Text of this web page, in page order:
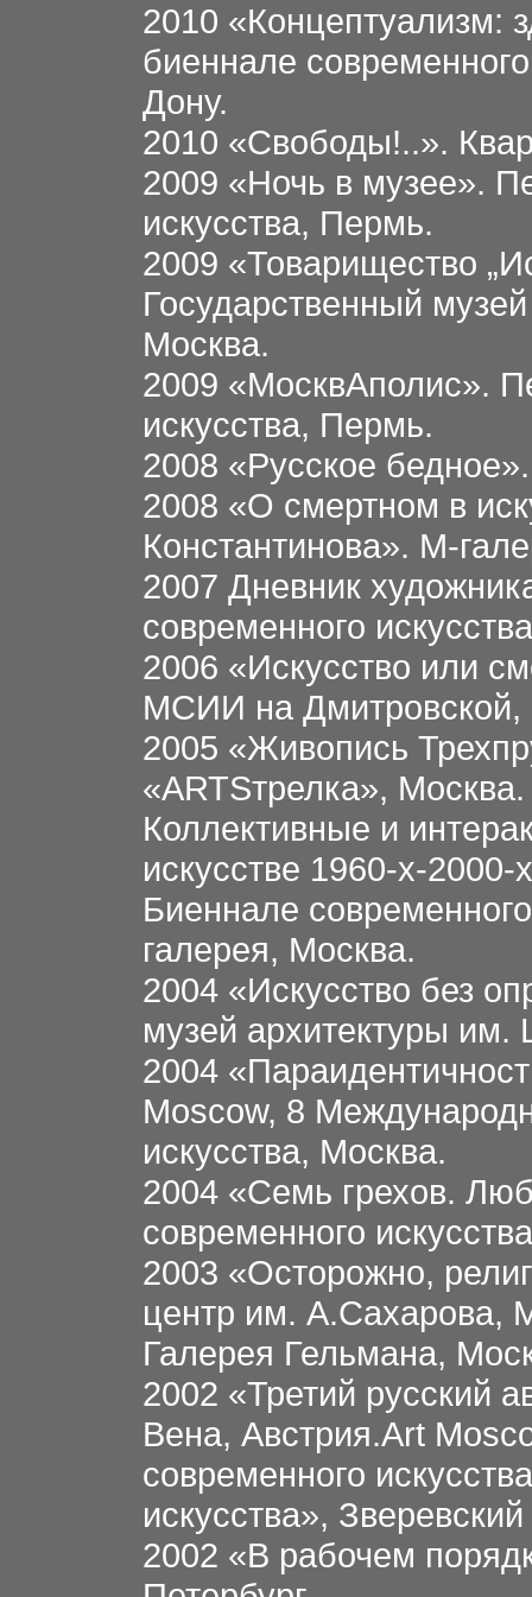
2010 «Концептуализм:
биеннале
Дону.
2010 «Свободы!..».
2009 «Ночь в музее».
искусства, Пермь.
2009 «Товарищество
Государственный
Москва.
2009 «МосквАполис».
искусства, Пермь.
2008 «Русское
2008 «О смертном в
Константинова». М-
2007 Дневник
современного
2006 «Искусство или
МСИИ на Дмитровской,
2005 «Живопись
«АRTSтрелка»,
Коллективные и
искусстве 1960-х-
Биеннале
галерея, Москва.
2004 «Искусство без
музей архитектуры
2004
Moscow, 8
искусства, Москва.
2004 «Семь грехов.
современного
2003 «Осторожно,
центр им. А.Сахарова,
Галерея Гельмана,
2002 «Третий русский
Вена, Австрия.Art
современного
искусства»,
2002 «В рабочем